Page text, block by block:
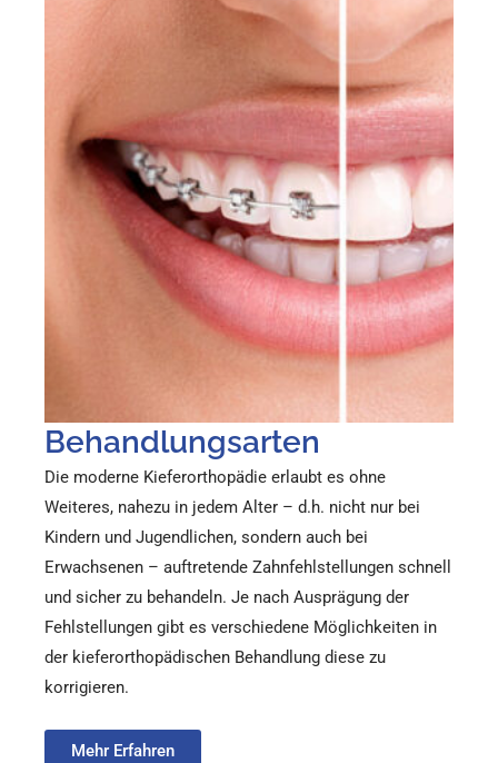
Behandlungsarten
Die moderne Kieferorthopädie erlaubt es ohne
Weiteres, nahezu in jedem Alter – d.h. nicht nur bei
Kindern und Jugendlichen, sondern auch bei
Erwachsenen – auftretende Zahnfehlstellungen schnell
und sicher zu behandeln. Je nach Ausprägung der
Fehlstellungen gibt es verschiedene Möglichkeiten in
der kieferorthopädischen Behandlung diese zu
korrigieren.
Mehr Erfahren